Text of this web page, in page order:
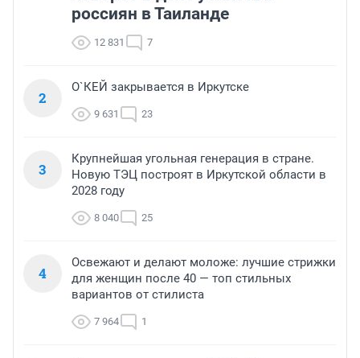
россиян в Таиланде
12 831 7
2
О`КЕЙ закрывается в Иркутске
9 631 23
3
Крупнейшая угольная генерация в стране.
Новую ТЭЦ построят в Иркутской области в
2028 году
8 040 25
4
Освежают и делают моложе: лучшие стрижки
для женщин после 40 — топ стильных
вариантов от стилиста
7 964 1